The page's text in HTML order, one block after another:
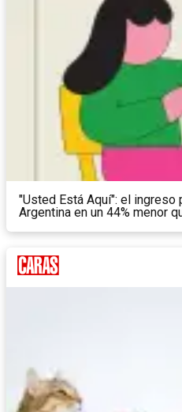
"Usted Está Aquí": el ingreso
Argentina en un 44% menor